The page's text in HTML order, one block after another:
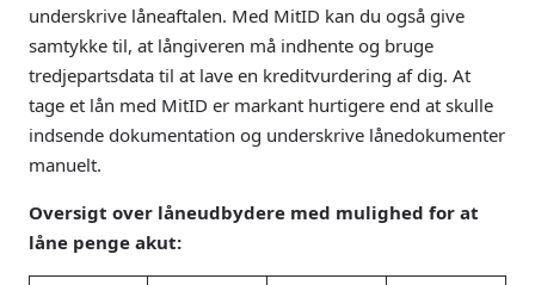
underskrive låneaftalen. Med MitID kan du også give
samtykke til, at långiveren må indhente og bruge
tredjepartsdata til at lave en kreditvurdering af dig. At
tage et lån med MitID er markant hurtigere end at skulle
indsende dokumentation og underskrive lånedokumenter
manuelt.
Oversigt over låneudbydere med mulighed for at
låne penge akut: